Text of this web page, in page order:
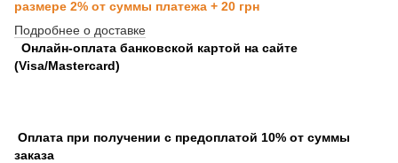
размере 2% от суммы платежа + 20 грн
Подробнее о доставке
Онлайн-оплата банковской картой на сайте
(Visa/Mastercard)
Оплата при получении с предоплатой 10% от суммы
заказа